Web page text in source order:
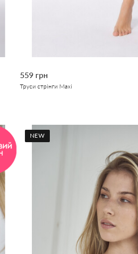
559 грн
Труси стрінги Maxi
NEW